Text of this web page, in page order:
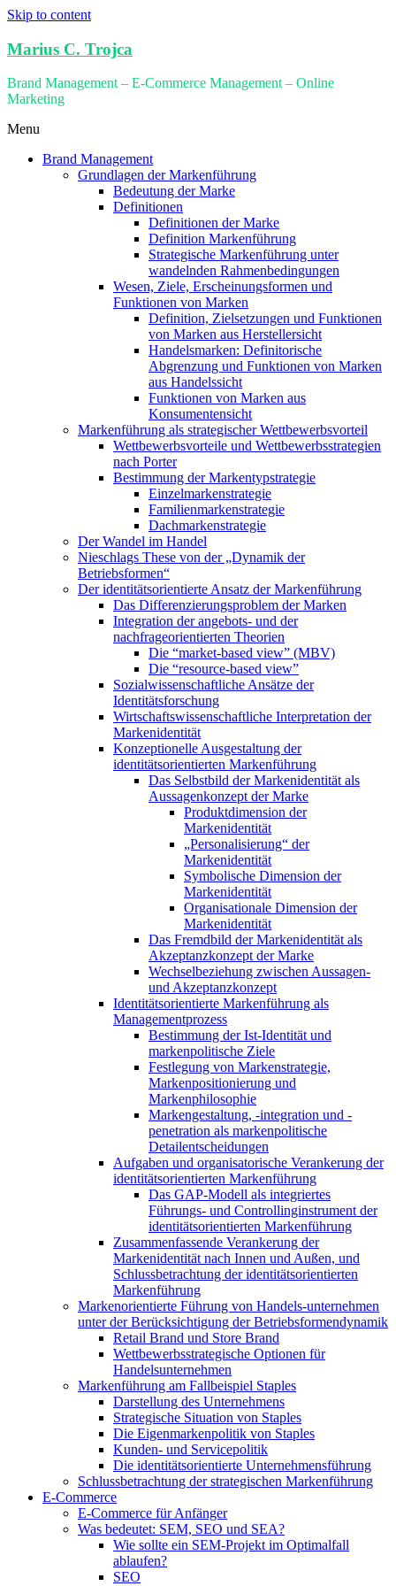
Skip to content
Marius C. Trojca
Brand Management – E-Commerce Management – Online
Marketing
Menu
Brand Management
Grundlagen der Markenführung
Bedeutung der Marke
Definitionen
Definitionen der Marke
Definition Markenführung
Strategische Markenführung unter
wandelnden Rahmenbedingungen
Wesen, Ziele, Erscheinungsformen und
Funktionen von Marken
Definition, Zielsetzungen und Funktionen
von Marken aus Herstellersicht
Handelsmarken: Definitorische
Abgrenzung und Funktionen von Marken
aus Handelssicht
Funktionen von Marken aus
Konsumentensicht
Markenführung als strategischer Wettbewerbsvorteil
Wettbewerbsvorteile und Wettbewerbsstrategien
nach Porter
Bestimmung der Markentypstrategie
Einzelmarkenstrategie
Familienmarkenstrategie
Dachmarkenstrategie
Der Wandel im Handel
Nieschlags These von der „Dynamik der
Betriebsformen“
Der identitätsorientierte Ansatz der Markenführung
Das Differenzierungsproblem der Marken
Integration der angebots- und der
nachfrageorientierten Theorien
Die “market-based view” (MBV)
Die “resource-based view”
Sozialwissenschaftliche Ansätze der
Identitätsforschung
Wirtschaftswissenschaftliche Interpretation der
Markenidentität
Konzeptionelle Ausgestaltung der
identitätsorientierten Markenführung
Das Selbstbild der Markenidentität als
Aussagenkonzept der Marke
Produktdimension der
Markenidentität
„Personalisierung“ der
Markenidentität
Symbolische Dimension der
Markenidentität
Organisationale Dimension der
Markenidentität
Das Fremdbild der Markenidentität als
Akzeptanzkonzept der Marke
Wechselbeziehung zwischen Aussagen-
und Akzeptanzkonzept
Identitätsorientierte Markenführung als
Managementprozess
Bestimmung der Ist-Identität und
markenpolitische Ziele
Festlegung von Markenstrategie,
Markenpositionierung und
Markenphilosophie
Markengestaltung, -integration und -
penetration als markenpolitische
Detailentscheidungen
Aufgaben und organisatorische Verankerung der
identitätsorientierten Markenführung
Das GAP-Modell als integriertes
Führungs- und Controllinginstrument der
identitätsorientierten Markenführung
Zusammenfassende Verankerung der
Markenidentität nach Innen und Außen, und
Schlussbetrachtung der identitätsorientierten
Markenführung
Markenorientierte Führung von Handels-unternehmen
unter der Berücksichtigung der Betriebsformendynamik
Retail Brand und Store Brand
Wettbewerbsstrategische Optionen für
Handelsunternehmen
Markenführung am Fallbeispiel Staples
Darstellung des Unternehmens
Strategische Situation von Staples
Die Eigenmarkenpolitik von Staples
Kunden- und Servicepolitik
Die identitätsorientierte Unternehmensführung
Schlussbetrachtung der strategischen Markenführung
E-Commerce
E-Commerce für Anfänger
Was bedeutet: SEM, SEO und SEA?
Wie sollte ein SEM-Projekt im Optimalfall
ablaufen?
SEO